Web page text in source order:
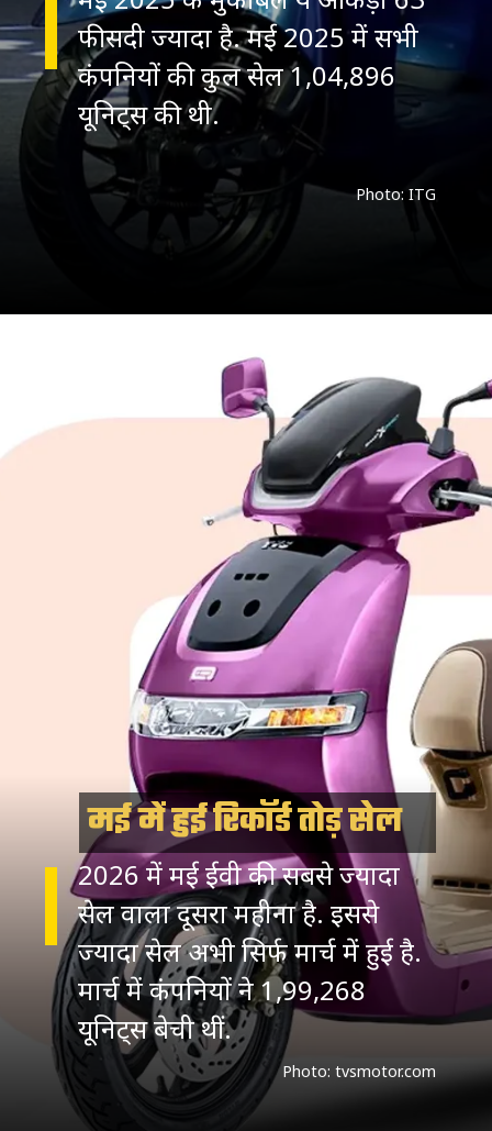
फीसदी ज्यादा है. मई 2025 में सभी
कंपनियों की कुल सेल 1,04,896
यूनिट्स की थी.
Photo: ITG
मई में हुई रिकॉर्ड तोड़ सेल
2026 में मई ईवी की सबसे ज्यादा
सेल वाला दूसरा महीना है. इससे
ज्यादा सेल अभी सिर्फ मार्च में हुई है.
मार्च में कंपनियों ने 1,99,268
यूनिट्स बेची थीं.
Photo: tvsmotor.com